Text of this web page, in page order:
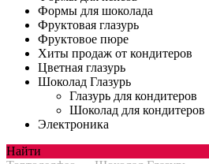
Формы для шоколада
Фруктовая глазурь
Фруктовое пюре
Хиты продаж от кондитеров
Цветная глазурь
Шоколад Глазурь
Глазурь для кондитеров
Шоколад для кондитеров
Электроника
Найти